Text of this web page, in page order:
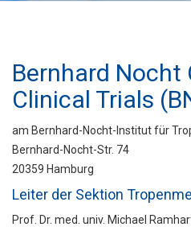
Bernhard Nocht
Clinical Trials
am Bernhard-Nocht-Institut für
Bernhard-Nocht-Str. 74
20359 Hamburg
Leiter der Sektion
Prof. Dr. med. univ. Michael